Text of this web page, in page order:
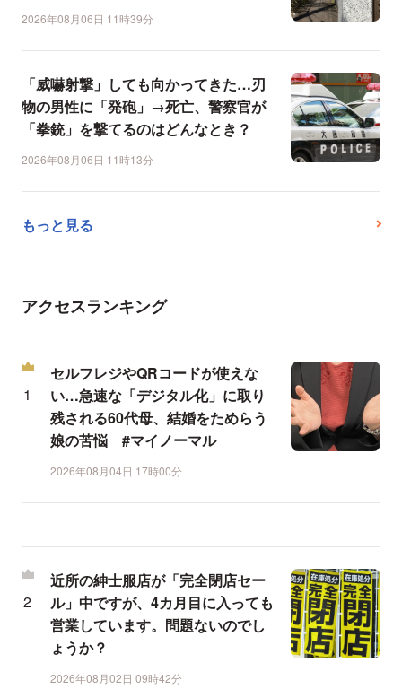
2026年08月06日 11時39分
「威嚇射撃」しても向かってきた…刃
物の男性に「発砲」→死亡、警察官が
「拳銃」を撃てるのはどんなとき？
2026年08月06日 11時13分
もっと見る
アクセスランキング
セルフレジやQRコードが使えな
い…急速な「デジタル化」に取り
残される60代母、結婚をためらう
娘の苦悩 #マイノーマル
2026年08月04日 17時00分
近所の紳士服店が「完全閉店セー
ル」中ですが、4カ月目に入っても
営業しています。問題ないのでし
ょうか？
2026年08月02日 09時42分